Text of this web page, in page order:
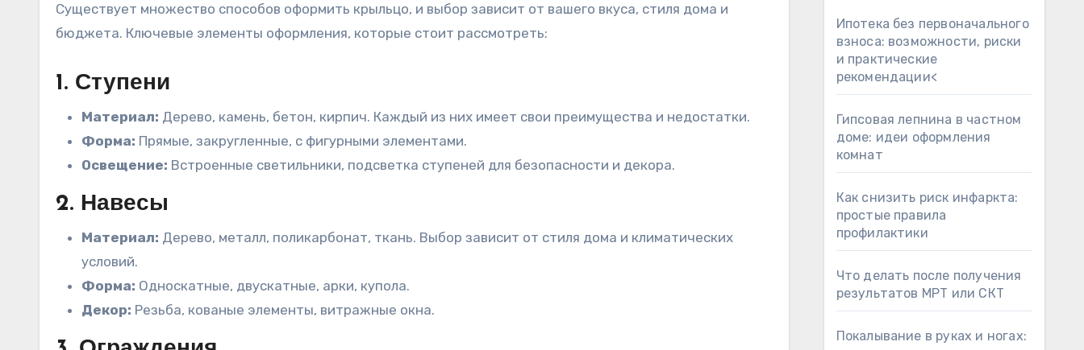
Существует множество способов оформить крыльцо, и выбор зависит от вашего вкуса, стиля дома и
бюджета. Ключевые элементы оформления, которые стоит рассмотреть:
1. Ступени
Материал: Дерево, камень, бетон, кирпич. Каждый из них имеет свои преимущества и недостатки.
Форма: Прямые, закругленные, с фигурными элементами.
Освещение: Встроенные светильники, подсветка ступеней для безопасности и декора.
2. Навесы
Материал: Дерево, металл, поликарбонат, ткань. Выбор зависит от стиля дома и климатических
условий.
Форма: Односкатные, двускатные, арки, купола.
Декор: Резьба, кованые элементы, витражные окна.
Ипотека без первоначального
взноса: возможности, риски
и практические
рекомендации<
Гипсовая лепнина в частном
доме: идеи оформления
комнат
Как снизить риск инфаркта:
простые правила
профилактики
Что делать после получения
результатов МРТ или СКТ
Покалывание в руках и ногах: